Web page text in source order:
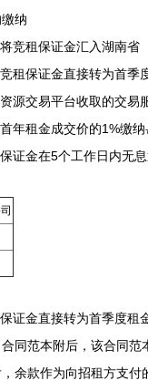
纳
租保证金汇入湖南省
保证金直接转为首季
交易平台收取的交易
租金成交价的1%缴纳
金在5个工作日内无息
金直接转为首季度租
同范本附后，该合同
余款作为向招租方支